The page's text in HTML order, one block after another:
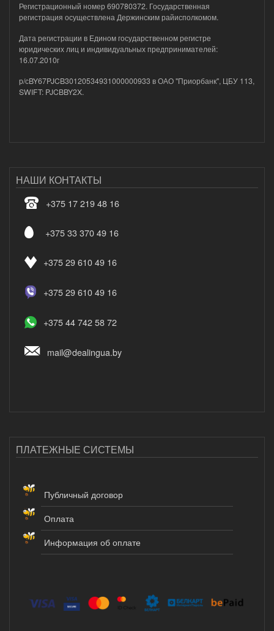
Регистрационный номер 690780372. Государственная
регистрация осуществлена Держинским райисполкомом.
Дата регистрации в Едином государственном регистре
юридических лиц и индивидуальных предпринимателей:
16.07.2010г
р/сBY67PJCB30120534931000000933 в ОАО "Приорбанк", ЦБУ 113,
SWIFT: PJCBBY2X.
НАШИ КОНТАКТЫ
+375 17 219 48 16
+375 33 370 49 16
+375 29 610 49 16
+375 29 610 49 16
+375 44 742 58 72
mail@dealingua.by
ПЛАТЕЖНЫЕ СИСТЕМЫ
Публичный договор
Оплата
Информация об оплате